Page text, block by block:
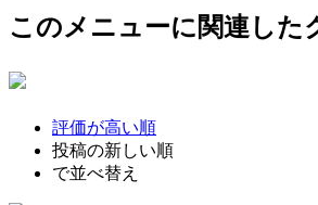
このメニューに関連した
評価が高い順
投稿の新しい順
で並べ替え